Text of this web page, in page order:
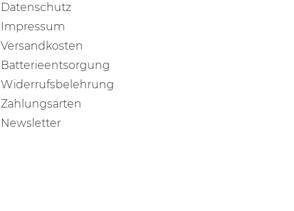
Datenschutz
Impressum
Versandkosten
Batterieentsorgung
Widerrufsbelehrung
Zahlungsarten
Newsletter